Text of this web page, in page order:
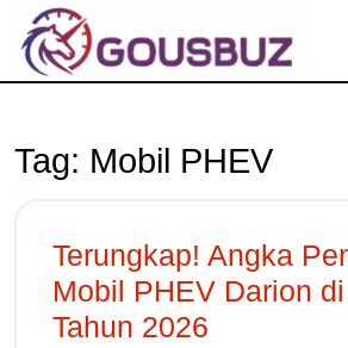
Tag: Mobil PHEV
Terungkap! Angka
Mobil PHEV Darion
Tahun 2026